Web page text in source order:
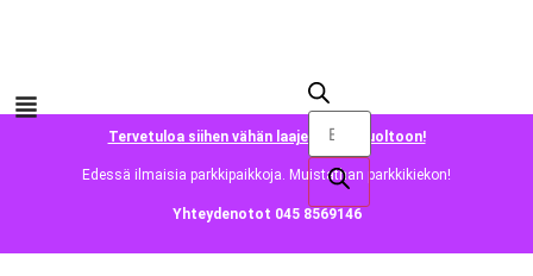
Tervetuloa siihen vähän laajempaan huoltoon!
Edessä ilmaisia parkkipaikkoja. Muistathan parkkikiekon!
Yhteydenotot 045 8569146